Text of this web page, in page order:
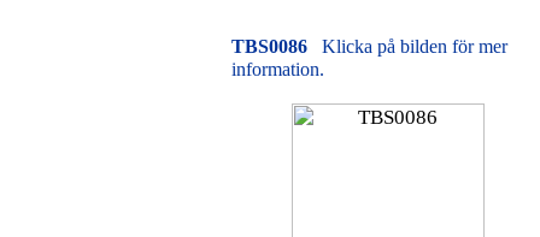
TBS0086
Klicka på bilden för mer
information.